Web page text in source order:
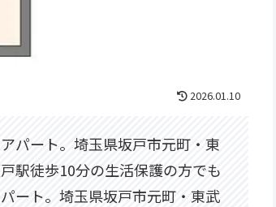
2026.01.10
パート。埼玉県坂戸市元町・東
駅徒歩10分の生活保護の方でも
ート。埼玉県坂戸市元町・東武